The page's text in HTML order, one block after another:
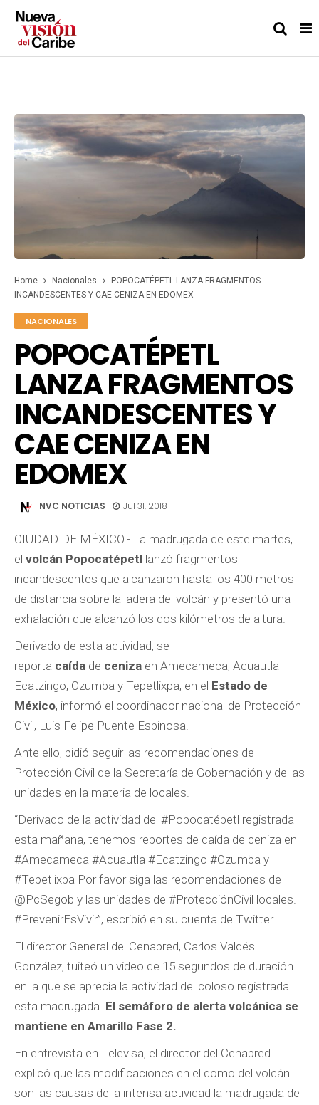
Home Nacionales
POPOCATÉPETL LANZA FRAGMENTOS
INCANDESCENTES Y CAE CENIZA EN EDOMEX
NACIONALES
POPOCATÉPETL
LANZA FRAGMENTOS
INCANDESCENTES Y
CAE CENIZA EN
EDOMEX
NVC NOTICIAS Jul 31, 2018
CIUDAD DE MÉXICO.- La madrugada de este martes,
el volcán Popocatépetl lanzó fragmentos
incandescentes que alcanzaron hasta los 400 metros
de distancia sobre la ladera del volcán y presentó una
exhalación que alcanzó los dos kilómetros de altura.
Derivado de esta actividad, se
reporta caída de ceniza en Amecameca, Acuautla
Ecatzingo, Ozumba y Tepetlixpa, en el Estado de
México, informó el coordinador nacional de Protección
Civil, Luis Felipe Puente Espinosa.
Ante ello, pidió seguir las recomendaciones de
Protección Civil de la Secretaría de Gobernación y de las
unidades en la materia de locales.
“Derivado de la actividad del #Popocatépetl registrada
esta mañana, tenemos reportes de caída de ceniza en
#Amecameca #Acuautla #Ecatzingo #Ozumba y
#Tepetlixpa Por favor siga las recomendaciones de
@PcSegob y las unidades de #ProtecciónCivil locales.
#PrevenirEsVivir”, escribió en su cuenta de Twitter.
El director General del Cenapred, Carlos Valdés
González, tuiteó un video de 15 segundos de duración
en la que se aprecia la actividad del coloso registrada
esta madrugada. El semáforo de alerta volcánica se
mantiene en Amarillo Fase 2.
En entrevista en Televisa, el director del Cenapred
explicó que las modificaciones en el domo del volcán
son las causas de la intensa actividad la madrugada de